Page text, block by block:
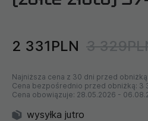
2 331PLN 3
Najniższa cena z 30 dni przed obniżką:
Cena bezpośrednio przed obniżką: 3
Cena obowiązuje: 28.05.2026 -
wysyłka jutro